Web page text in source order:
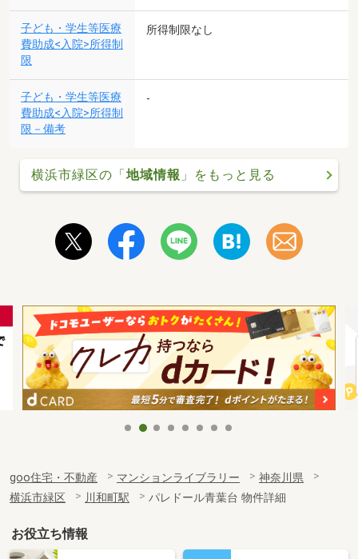
子ども・学生等医療
費助成<入院>所得制
限
所得制限なし
子ども・学生等医療
費助成<入院>所得制
限－備考
-
横浜市緑区の「地域情報 」をもっと見る
goo住宅・不動産 マンションライブラリー
神奈川県
横浜市緑区
川和町駅 パレドール青葉台 物件詳細
お役立ち情報